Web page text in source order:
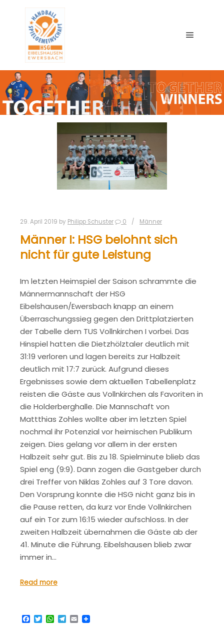
29. April 2019 by Philipp Schuster 0 Männer
Männer I: HSG belohnt sich
nicht für gute Leistung
Im letzten Heimspiel der Saison schrammte die
Männermannschaft der HSG
Eibelshausen/Ewersbach knapp an einem
Überraschungssieg gegen den Drittplatzierten
der Tabelle dem TUS Vollnkirchen I vorbei. Das
Hinspiel hatten die Dietzhölztaler deutlich mit
31:19 verloren und lagen bereits zur Halbzeit
deutlich mit 17:7 zurück. Aufgrund dieses
Ergebnisses sowie dem aktuellen Tabellenplatz
reisten die Gäste aus Vollnkirchen als Favoriten in
die Holderberghalle. Die Mannschaft von
Mattthias Zohles wollte aber im letzten Spiel
nochmal ihr Potenzial vor heimischen Publikum
zeigen. Dies gelang vor allem in der ersten
Halbzeit sehr gut. Bis zu 18. Spielminute blieb das
Spiel eng (9:9). Dann zogen die Gastgeber durch
drei Treffer von Niklas Zohles auf 3 Tore davon.
Den Vorsprung konnte die HSG nicht ganz bis in
die Pause retten, da kurz vor Ende Vollnkirchen
auf ein Tor zum 16:15 wieder aufschloss. In der
zweiten Halbzeit übernahmen die Gäste ab der
41. Minute die Führung. Eibelshausen blieb zwar
immer in…
Read more
Facebook
TwitterWhatsApp
Telegram
Email